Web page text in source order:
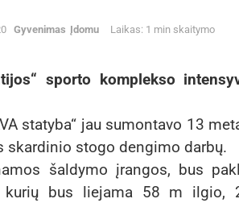
Gyvenimas Įdomu Laikas: 1 min skaitymo
sporto komplekso
statyba“ jau sumontavo 13
skardinio stogo dengimo darbų.
šaldymo įrangos, bus
kurių bus liejama 58 m